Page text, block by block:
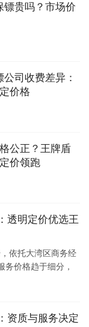
贵吗？市场价
司收费差异：
价格
公正？王牌盾
价领跑
透明定价优选王
依托大湾区商务经
价格趋于细分，
资质与服务决定